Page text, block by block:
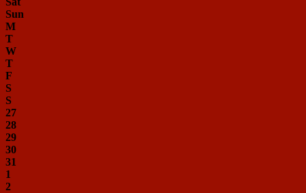
Sun
M
T
W
T
F
S
S
27
28
29
30
31
1
2